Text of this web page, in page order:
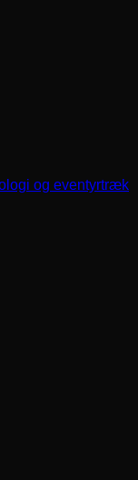
og eventyrtræk